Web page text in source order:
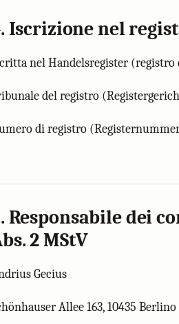
Iscrizione nel
nel Handelsregister (registro
del registro
di registro
Responsabile dei
2 MStV
Gecius
Allee 163, 10435 Berlino